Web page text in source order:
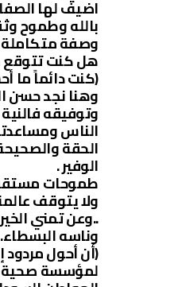
اضيف لها
بالله وطموح
وصفة متكاملة
هل كنت تتوقع
(كنت دائماً ما
وهنا نجد حسن
وتوفيقه
الناس
الحقة
الوفير .
طموحات
ولا يتوقف
..وعن تمني
وناسه البسطاء.
(أن أحول مردود
لمؤسسة